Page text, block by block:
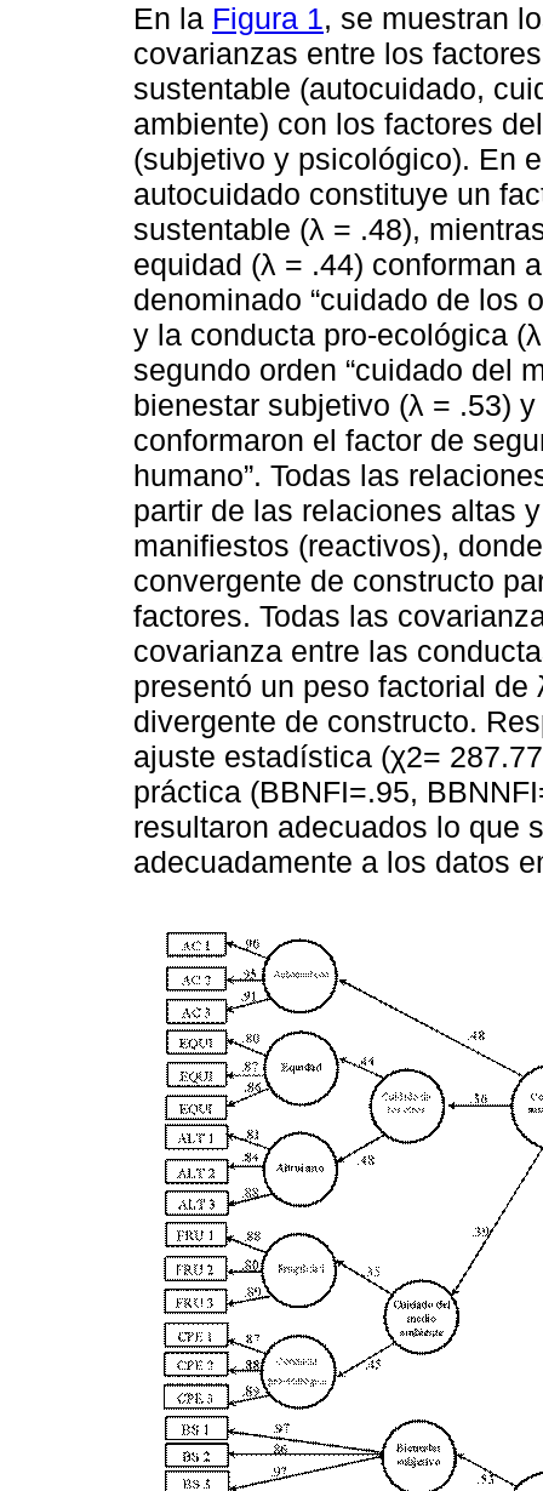
En la Figura 1, se muestran
covarianzas entre los
sustentable (autocuidado,
ambiente) con los factores
(subjetivo y psicológico). En
autocuidado constituye un
sustentable (λ = .48),
equidad (λ = .44) conforman
denominado “cuidado de los
y la conducta pro-ecológica
segundo orden “cuidado del
bienestar subjetivo (λ = .53)
conformaron el factor de
humano”. Todas las
partir de las relaciones altas
manifiestos (reactivos),
convergente de constructo
factores. Todas las
covarianza entre las
presentó un peso factorial
divergente de constructo.
ajuste estadística (χ2=
práctica (BBNFI=.95,
resultaron adecuados lo que
adecuadamente a los datos